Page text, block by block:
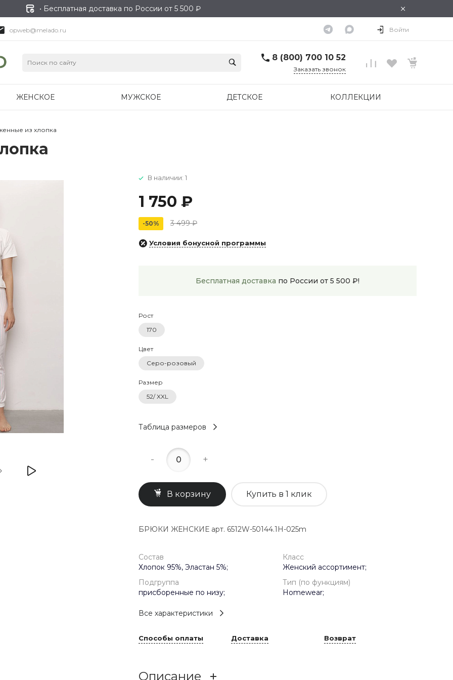
• Бесплатная доставка по России от 5 500 ₽ ×
opweb@melado.ru Войти
8 (800) 700 10 52
Заказать звонок
ЖЕНСКОЕ МУЖСКОЕ ДЕТСКОЕ КОЛЛЕКЦИИ
из хлопка
В наличии: 1
1 750 ₽
-50% 3 499 ₽
Условия бонусной программы
Бесплатная доставка по России от 5 500 ₽!
Рост
170
Цвет
Серо-розовый
Размер
52/ XXL
Таблица размеров
- +
В корзину Купить в 1 клик
БРЮКИ ЖЕНСКИЕ арт. 6512W-50144.1H-025m
Состав
Хлопок 95%, Эластан 5%;
Класс
Женский ассортимент;
Подгруппа
присборенные по низу;
Тип (по функциям)
Homewear;
Все характеристики
Способы оплаты Доставка Возврат
Описание